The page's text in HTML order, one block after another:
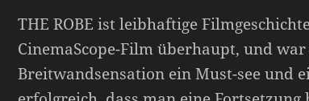
THE ROBE ist leibhaftige
CinemaScope-Film überhaupt, und
Breitwandsensation ein Must-see und